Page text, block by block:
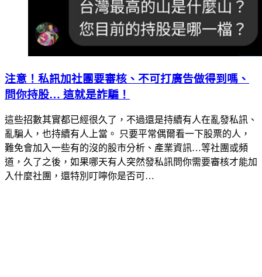
注意！私訊加社團要審核、不可打廣告做得到嗎、
問你持股… 這就是詐騙！
這些招數其實都已經很久了，不過還是持續有人在亂發私訊、
亂騙人，也持續有人上當。 只要平常偶爾看一下股票的人，
難免會加入一些有的沒的股市分析、產業資訊…等社團或頻
道，久了之後，如果哪天有人突然發私訊問你需要審核才能加
入什麼社團，還特別叮嚀你是否可…